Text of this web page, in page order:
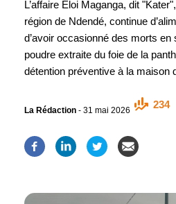
L’affaire Éloi Maganga, dit
région de Ndendé, continue
d’avoir occasionné des morts en
poudre extraite du foie de la
détention préventive à la maison
La Rédaction - 31 mai 2026
234